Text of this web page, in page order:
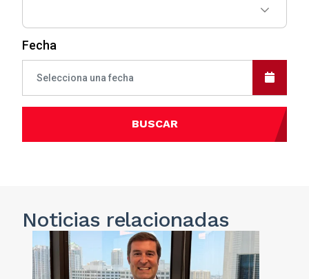
Fecha
BUSCAR
Noticiasrelacionadas